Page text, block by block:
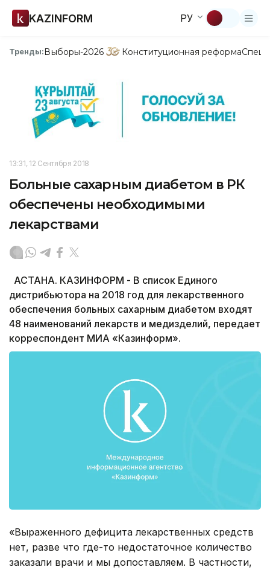
KAZINFORM РУ
Тренды:Выборы-2026 Конституционная реформа
13:31, 12 Сентября 2018
Больные сахарным диабетом в РК
обеспечены необходимыми
лекарствами
АСТАНА. КАЗИНФОРМ - В список Единого
дистрибьютора на 2018 год для лекарственного
обеспечения больных сахарным диабетом входят
48 наименований лекарств и медизделий, передает
корреспондент МИА «Казинформ».
«Выраженного дефицита лекарственных средств
нет, разве что где-то недостаточное количество
заказали врачи и мы допоставляем. В частности,